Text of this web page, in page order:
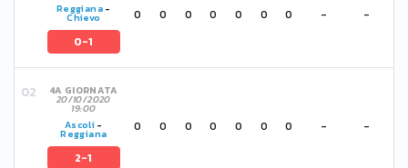
Reggiana-
Chievo
0-1
0 0 0 0 0 0 0 - -
4A GIORNATA
20/10/2020
19:00
Ascoli -
Reggiana
2-1
0 0 0 0 0 0 0 - -